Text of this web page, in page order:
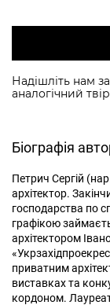
Надішліть нам
аналогічний твір
Біографія
Петрич Сергій
архітектор.
господарства по
графікою
архітектором
приватним
виставках та
кордоном.